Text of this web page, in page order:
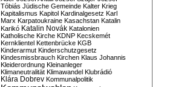
Tóbiás Jüdische Gemeinde Kalter Krieg
Kapitalismus Kapitol Kardinalgesetz Karl
Marx Karpatoukraine Kasachstan Katalin
Karikó Katalin Novák Katalonien
Katholische Kirche KDNP Kecskemét
Kernklientel Kettenbrücke KGB
Kinderarmut Kinderschutzgesetz
Kindesmissbrauch Kirchen Klaus Johannis
Kleiderordnung Kleinanleger
Klimaneutralität Klimawandel Klubrádió
Klára Dobrev Kommunalpolitik